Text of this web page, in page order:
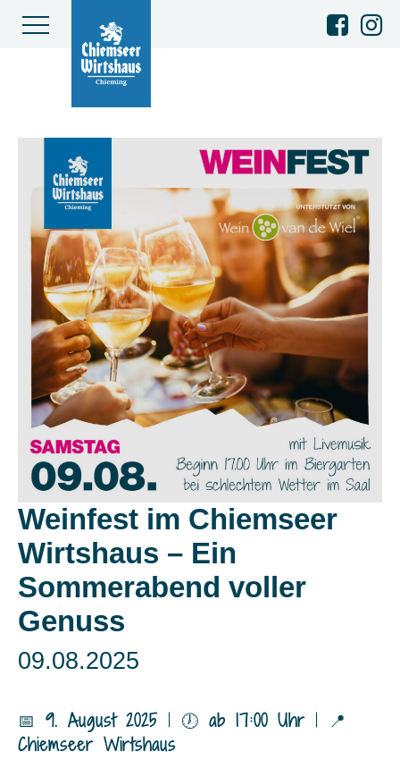
Weinfest im Chiemseer
Wirtshaus – Ein
Sommerabend voller
Genuss
09.08.2025
📅 9. August 2025 | 🕖 ab 17:00 Uhr | 📍
Chiemseer Wirtshaus